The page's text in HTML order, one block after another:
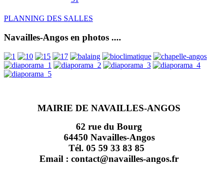
PLANNING DES SALLES
Navailles-Angos en photos ....
MAIRIE DE NAVAILLES-ANGOS
62 rue du Bourg
64450 Navailles-Angos
Tél. 05 59 33 83 85
Email : contact@navailles-angos.fr